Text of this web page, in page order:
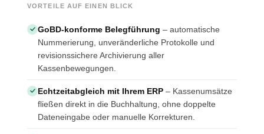
VORTEILE AUF EINEN BLICK
GoBD-konforme Belegführung – automatische
Nummerierung, unveränderliche Protokolle und
revisionssichere Archivierung aller
Kassenbewegungen.
Echtzeitabgleich mit Ihrem ERP – Kassenumsätze
fließen direkt in die Buchhaltung, ohne doppelte
Dateneingabe oder manuelle Korrekturen.